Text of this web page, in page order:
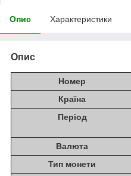
Опис Характеристики
Опис
Номер
Країна
Період
Валюта
Тип монети